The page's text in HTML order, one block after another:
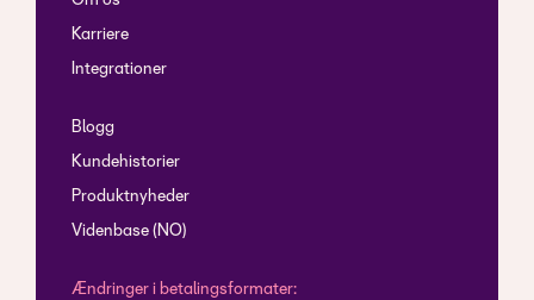
Karriere
Integrationer
Blogg
Kundehistorier
Produktnyheder
Videnbase (NO)
Ændringer i betalingsformater: